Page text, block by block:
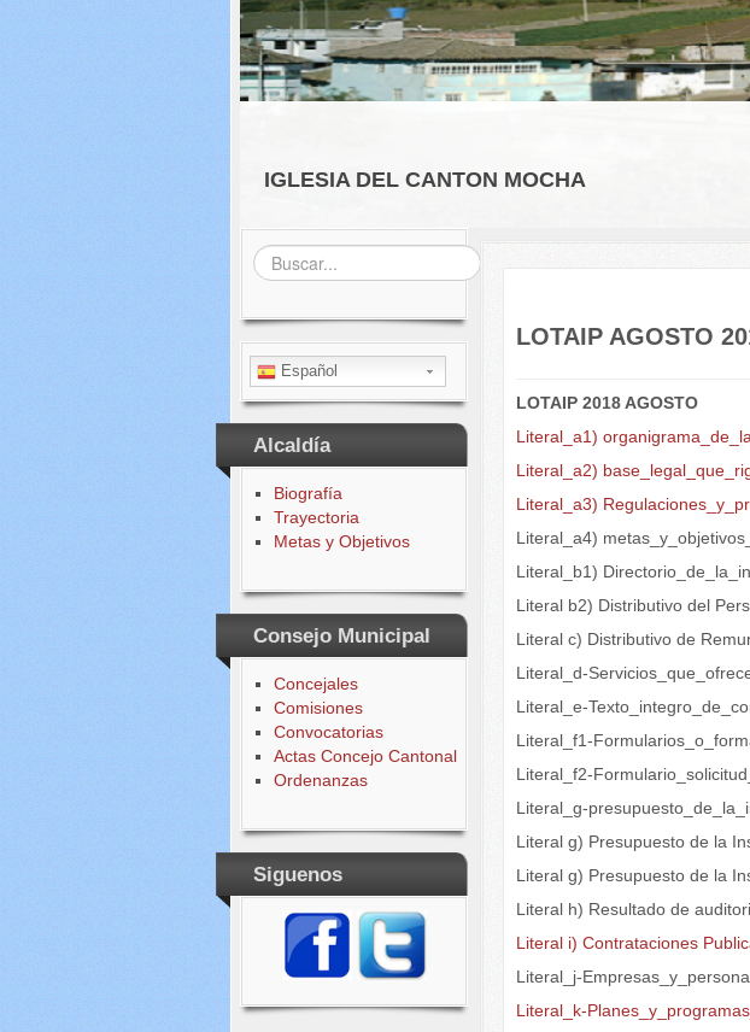
IGLESIA DEL CANTON MOCHA
Buscar...
Español
Alcaldía
Biografía
Trayectoria
Metas y Objetivos
Consejo Municipal
Concejales
Comisiones
Convocatorias
Actas Concejo Cantonal
Ordenanzas
Siguenos
LOTAIP AGOSTO
LOTAIP 2018 AGOSTO
Literal_a1)
Literal_a2)
Literal_a3)
Literal_a4)
Literal_b1)
Literal b2) Distributivo del
Literal c) Distributivo de
Literal_d-
Literal_e-
Literal_f1-
Literal_f2-
Literal_g-
Literal g) Presupuesto de la
Literal g) Presupuesto de la
Literal h) Resultado de
Literal i) Contrataciones
Literal_j-
Literal_k-